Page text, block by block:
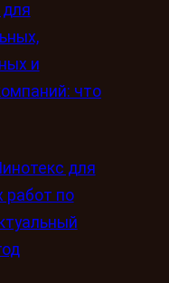
для
и
что
для
работ по